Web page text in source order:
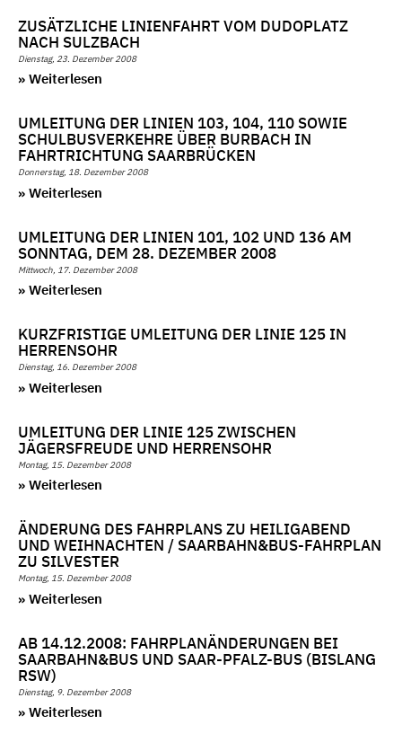
ZUSÄTZLICHE LINIENFAHRT VOM DUDOPLATZ
NACH SULZBACH
Dienstag, 23. Dezember 2008
» Weiterlesen
UMLEITUNG DER LINIEN 103, 104, 110 SOWIE
SCHULBUSVERKEHRE ÜBER BURBACH IN
FAHRTRICHTUNG SAARBRÜCKEN
Donnerstag, 18. Dezember 2008
» Weiterlesen
UMLEITUNG DER LINIEN 101, 102 UND 136 AM
SONNTAG, DEM 28. DEZEMBER 2008
Mittwoch, 17. Dezember 2008
» Weiterlesen
KURZFRISTIGE UMLEITUNG DER LINIE 125 IN
HERRENSOHR
Dienstag, 16. Dezember 2008
» Weiterlesen
UMLEITUNG DER LINIE 125 ZWISCHEN
JÄGERSFREUDE UND HERRENSOHR
Montag, 15. Dezember 2008
» Weiterlesen
ÄNDERUNG DES FAHRPLANS ZU HEILIGABEND
UND WEIHNACHTEN / SAARBAHN&BUS-FAHRPLAN
ZU SILVESTER
Montag, 15. Dezember 2008
» Weiterlesen
AB 14.12.2008: FAHRPLANÄNDERUNGEN BEI
SAARBAHN&BUS UND SAAR-PFALZ-BUS (BISLANG
RSW)
Dienstag, 9. Dezember 2008
» Weiterlesen